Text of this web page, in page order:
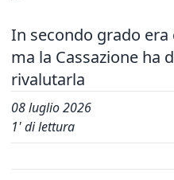
In secondo grado
ma la Cassazione ha
rivalutarla
08 luglio 2026
1' di lettura